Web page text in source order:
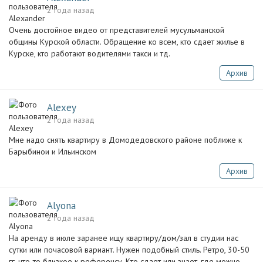
2 года назад
Очень достойное видео от представителей мусульманской
общины Курской области. Обращение ко всем, кто сдает жилье в
Курске, кто работают водителями такси и тд.
Архив
Alexey
2 года назад
Мне надо снять квартиру в Домодедовского районе поближе к
Барыбинои и Ильинском
Архив
Alyona
2 года назад
На аренду в июле заранее ищу квартиру/дом/зал в студии нас
сутки или почасовой вариант. Нужен подобный стиль. Ретро, 30-50